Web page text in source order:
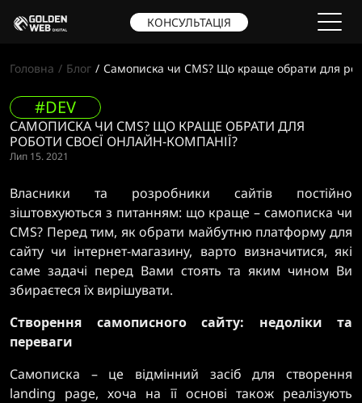
КОНСУЛЬТАЦІЯ
Головна Блог Самописка чи CMS? Що краще обрати для
#DEV
САМОПИСКА ЧИ CMS? ЩО КРАЩЕ ОБРАТИ ДЛЯ
РОБОТИ СВОЄЇ ОНЛАЙН-КОМПАНІЇ?
Лип 15. 2021
Власники та розробники сайтів постійно
зіштовхуються з питанням: що краще – самописка чи
CMS? Перед тим, як обрати майбутню платформу для
сайту чи інтернет-магазину, варто визначитися, які
саме задачі перед Вами стоять та яким чином Ви
збираєтеся їх вирішувати.
Створення самописного сайту: недоліки та
переваги
Самописка – це відмінний засіб для створення
landing page, хоча на її основі також реалізують